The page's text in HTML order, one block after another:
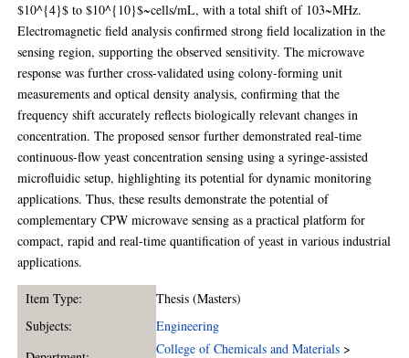
$10^{4}$ to $10^{10}$~cells/mL, with a total shift of 103~MHz.
Electromagnetic field analysis confirmed strong field localization in the
sensing region, supporting the observed sensitivity. The microwave
response was further cross-validated using colony-forming unit
measurements and optical density analysis, confirming that the
frequency shift accurately reflects biologically relevant changes in
concentration. The proposed sensor further demonstrated real-time
continuous-flow yeast concentration sensing using a syringe-assisted
microfluidic setup, highlighting its potential for dynamic monitoring
applications. Thus, these results demonstrate the potential of
complementary CPW microwave sensing as a practical platform for
compact, rapid and real-time quantification of yeast in various industrial
applications.
Item Type:
Thesis (Masters)
Subjects:
Engineering
College of Chemicals and Materials >